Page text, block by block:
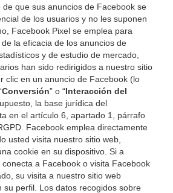
que sus anuncios de Facebook se
de los usuarios y no les suponen
Facebook Pixel se emplea para
la eficacia de los anuncios de
y de estudio de mercado,
han sido redirigidos a nuestro sitio
clic en un anuncio de Facebook (lo
Conversión” o “Interacción del
la base jurídica del
en el artículo 6, apartado 1, párrafo
Facebook emplea directamente
usted visita nuestro sitio web,
cookie en su dispositivo. Si a
a Facebook o visita Facebook
su visita a nuestro sitio web
su perfil. Los datos recogidos sobre